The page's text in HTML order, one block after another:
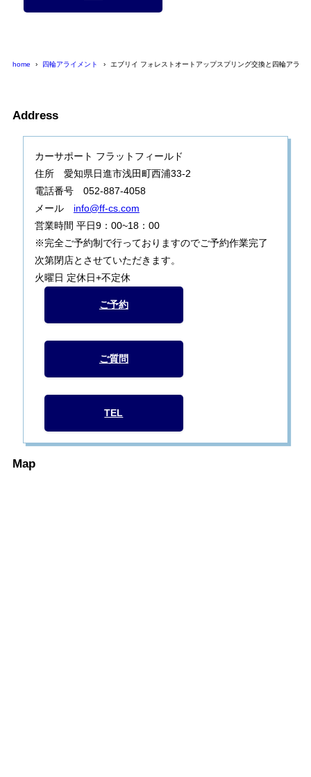
home 四輪アライメント エブリイ フォレストオートアップスプリング交換と四輪アライ
Address
カーサポート フラットフィールド
住所 愛知県日進市浅田町西浦33-2
電話番号 052-887-4058
メール info@ff-cs.com
営業時間 平日9：00~18：00
※完全ご予約制で行っておりますのでご予約作業完了
次第閉店とさせていただきます。
火曜日 定休日+不定休
ご予約
ご質問
TEL
Map